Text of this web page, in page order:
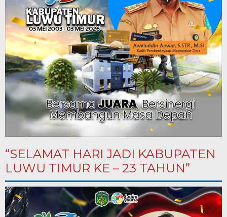
“SELAMAT HARI JADI KABUPATEN
LUWU TIMUR KE – 23 TAHUN”